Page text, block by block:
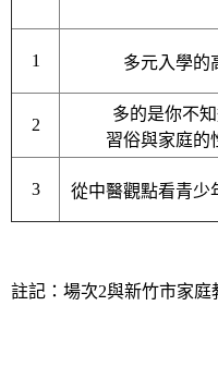
1 多元入學的
2
多的是你不
習俗與家庭的
3 從中醫觀點看青少
註記：場次2與新竹市家庭